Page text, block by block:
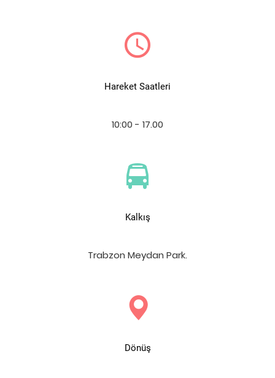
Hareket Saatleri
10:00 - 17.00
Kalkış
Trabzon Meydan Park.
Dönüş